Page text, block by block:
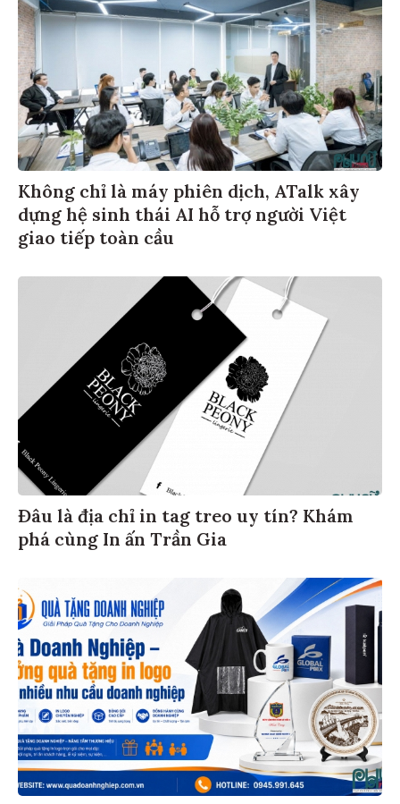
Không chỉ là máy phiên dịch, ATalk xây
dựng hệ sinh thái AI hỗ trợ người Việt
giao tiếp toàn cầu
Đâu là địa chỉ in tag treo uy tín? Khám
phá cùng In ấn Trần Gia